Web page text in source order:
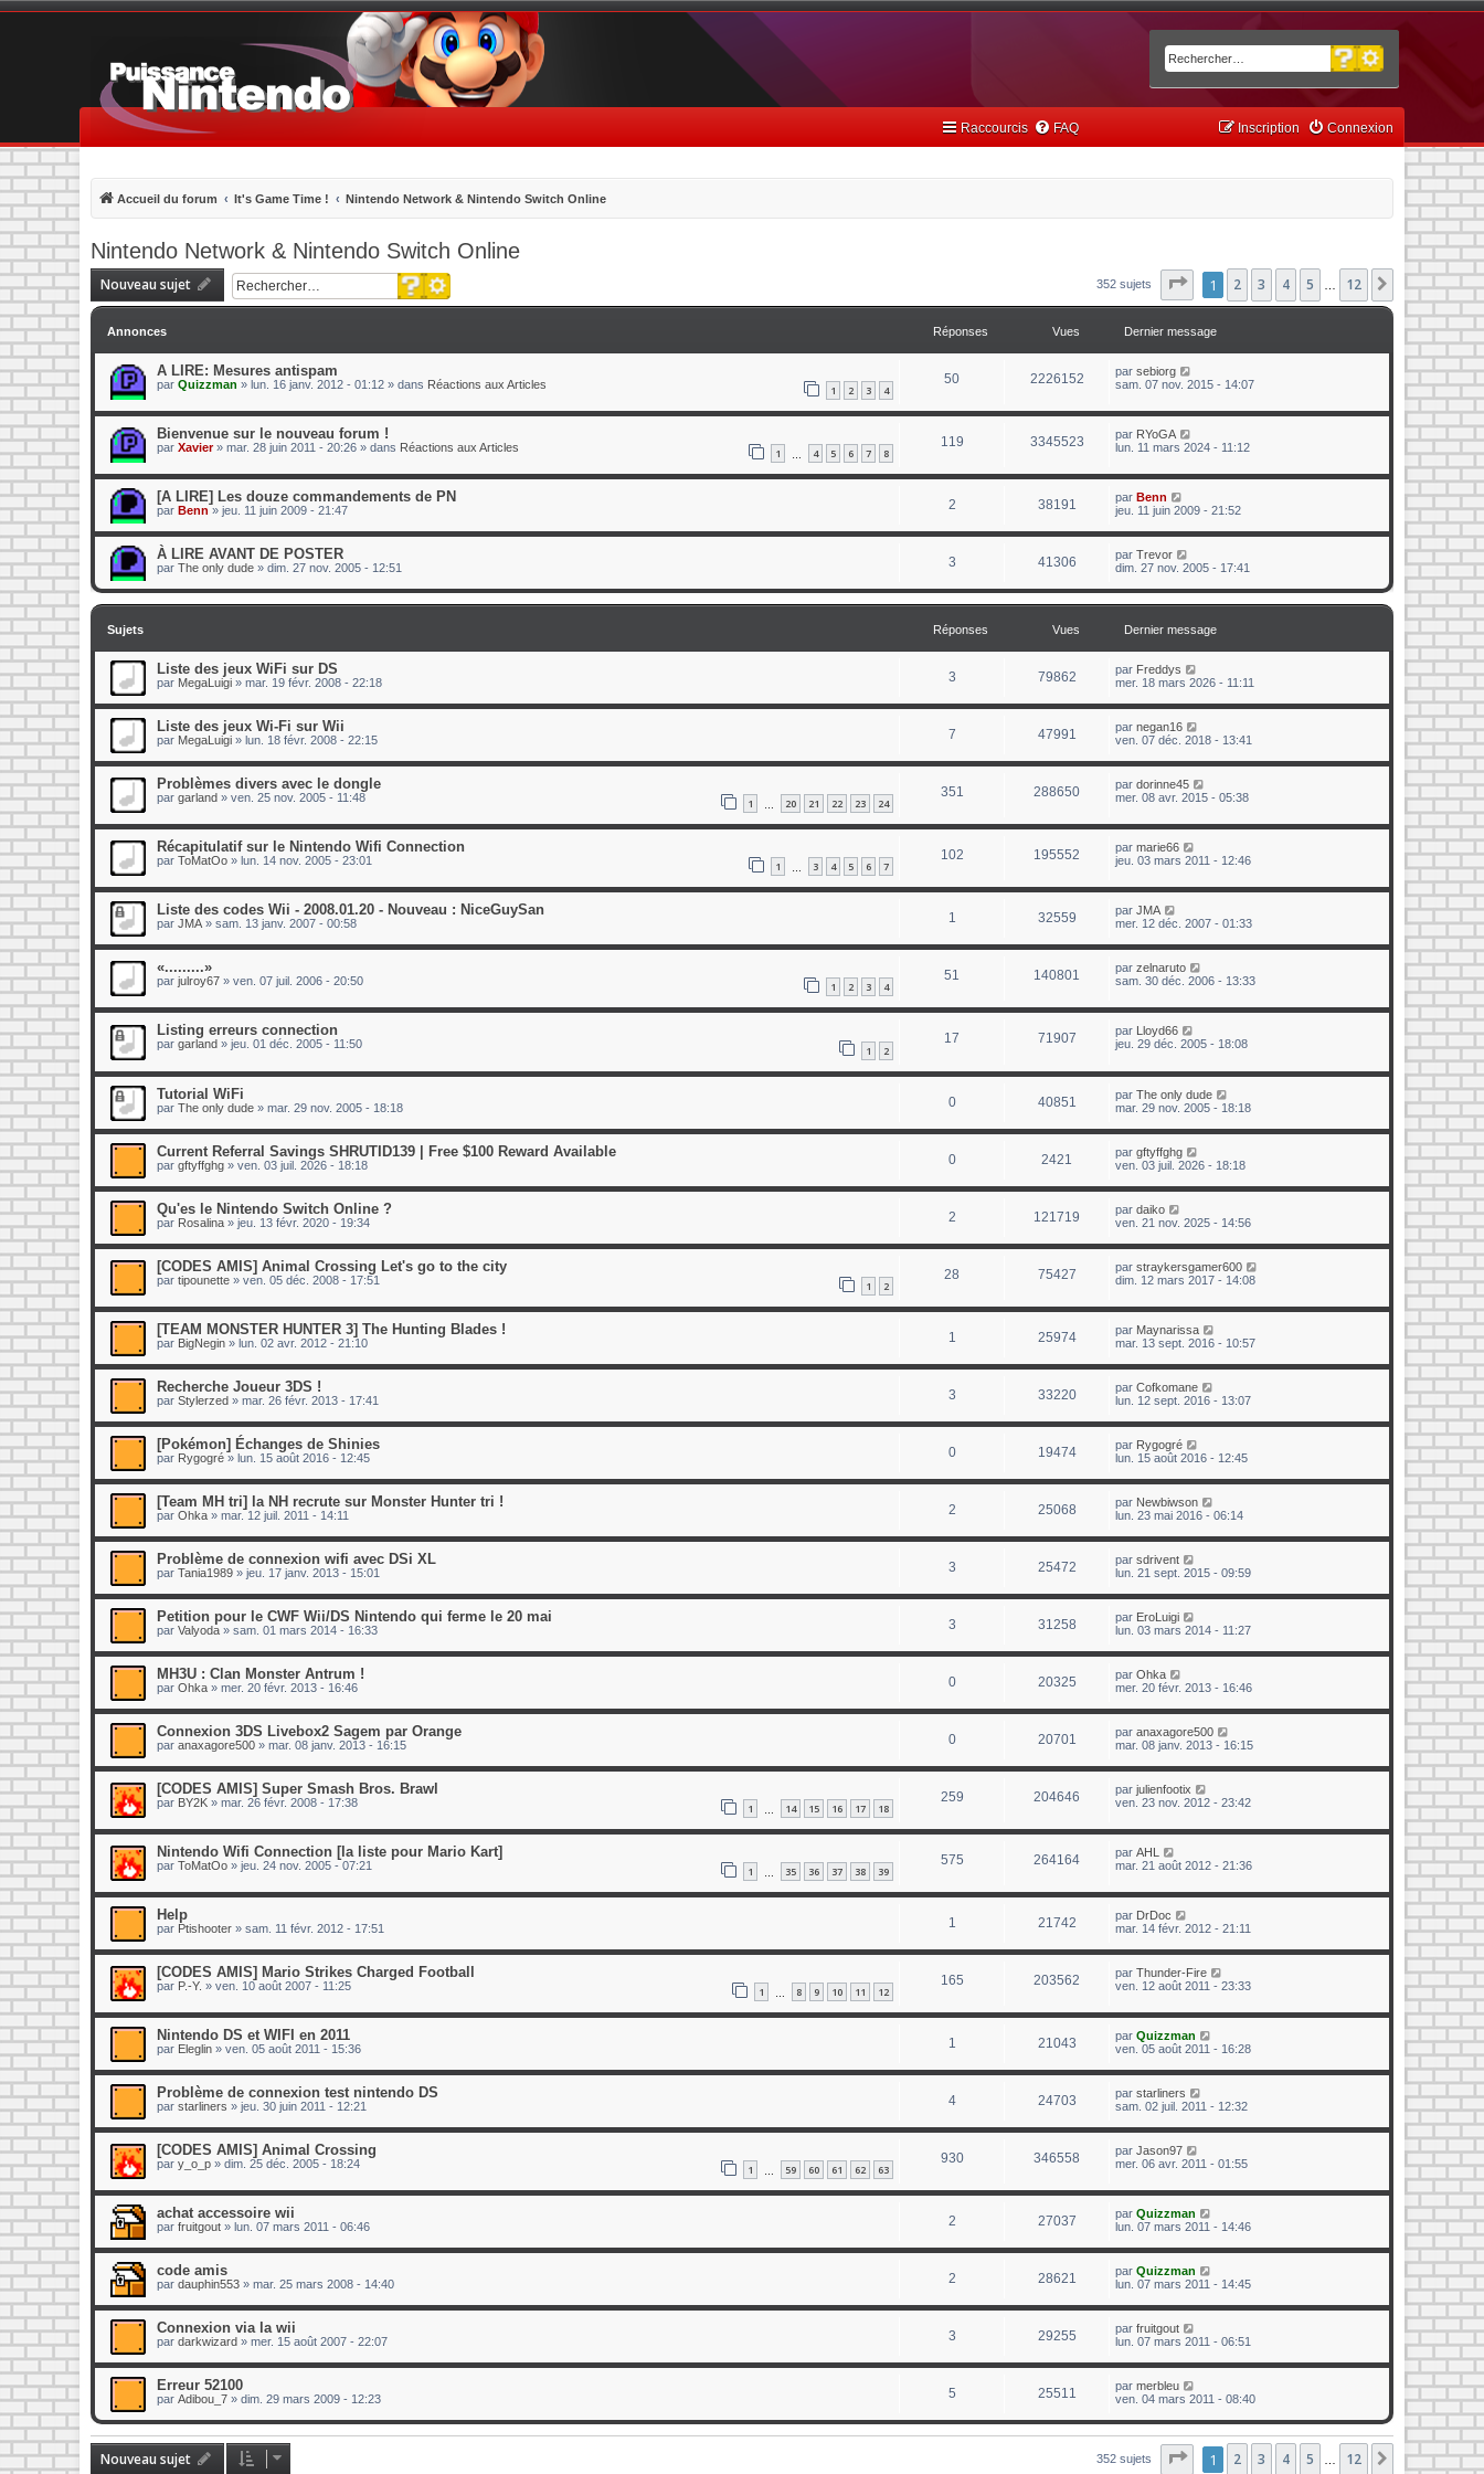
Rechercher
Recherche avancée
Raccourcis FAQ Connexion
Inscription
Accueil du forum It's Game Time ! Nintendo Network & Nintendo Switch Online
Nintendo Network & Nintendo Switch Online
Nouveau sujet
Rechercher
Recherche avancée 352 sujets Page sur 12
1 2 3 4 5 12 Suivant
Annonces Réponses Vues Dernier message
A LIRE: Mesures antispam
par Quizzman » lun. 16 janv. 2012 - 01:12 » dans Réactions aux Articles 1 2 3 4
50 2226152 par sebiorg
sam. 07 nov. 2015 - 14:07
Bienvenue sur le nouveau forum !
par Xavier» mar. 28 juin 2011 - 20:26 » dans Réactions aux Articles 1 … 4 5 6 7 8
119 3345523 par RYoGA
lun. 11 mars 2024 - 11:12
[A LIRE] Les douze commandements de PN
par Benn » jeu. 11 juin 2009 - 21:47 2 38191 par Benn
jeu. 11 juin 2009 - 21:52
À LIRE AVANT DE POSTER
par The only dude » dim. 27 nov. 2005 - 12:51 3 41306 par Trevor
dim. 27 nov. 2005 - 17:41
Sujets Réponses Vues Dernier message
Liste des jeux WiFi sur DS
par MegaLuigi » mar. 19 févr. 2008 - 22:18 3 79862 par Freddys
mer. 18 mars 2026 - 11:11
Liste des jeux Wi-Fi sur Wii
par MegaLuigi » lun. 18 févr. 2008 - 22:15 7 47991 par negan16
ven. 07 déc. 2018 - 13:41
Problèmes divers avec le dongle
par garland » ven. 25 nov. 2005 - 11:48 1 … 20 21 22 23 24
351 288650 par dorinne45
mer. 08 avr. 2015 - 05:38
Récapitulatif sur le Nintendo Wifi Connection
par ToMatOo » lun. 14 nov. 2005 - 23:01 1 … 3 4 5 6 7
102 195552 par marie66
jeu. 03 mars 2011 - 12:46
Liste des codes Wii - 2008.01.20 - Nouveau : NiceGuySan
par JMA » sam. 13 janv. 2007 - 00:58 1 32559 par JMA
mer. 12 déc. 2007 - 01:33
«.........»
par julroy67 » ven. 07 juil. 2006 - 20:50 1 2 3 4
51 140801 par zelnaruto
sam. 30 déc. 2006 - 13:33
Listing erreurs connection
par garland » jeu. 01 déc. 2005 - 11:50 1 2
17 71907 par Lloyd66
jeu. 29 déc. 2005 - 18:08
Tutorial WiFi
par The only dude » mar. 29 nov. 2005 - 18:18 0 40851 par The only dude
mar. 29 nov. 2005 - 18:18
Current Referral Savings SHRUTID139 | Free $100 Reward Available
par gftyffghg » ven. 03 juil. 2026 - 18:18 0 2421 par gftyffghg
ven. 03 juil. 2026 - 18:18
Qu'es le Nintendo Switch Online ?
par Rosalina » jeu. 13 févr. 2020 - 19:34 2 121719 par daiko
ven. 21 nov. 2025 - 14:56
[CODES AMIS] Animal Crossing Let's go to the city
par tipounette » ven. 05 déc. 2008 - 17:51 1 2
28 75427 par straykersgamer600
dim. 12 mars 2017 - 14:08
[TEAM MONSTER HUNTER 3] The Hunting Blades !
par BigNegin » lun. 02 avr. 2012 - 21:10 1 25974 par Maynarissa
mar. 13 sept. 2016 - 10:57
Recherche Joueur 3DS !
par Stylerzed » mar. 26 févr. 2013 - 17:41 3 33220 par Cofkomane
lun. 12 sept. 2016 - 13:07
[Pokémon] Échanges de Shinies
par Rygogré » lun. 15 août 2016 - 12:45 0 19474 par Rygogré
lun. 15 août 2016 - 12:45
[Team MH tri] la NH recrute sur Monster Hunter tri !
par Ohka » mar. 12 juil. 2011 - 14:11 2 25068 par Newbiwson
lun. 23 mai 2016 - 06:14
Problème de connexion wifi avec DSi XL
par Tania1989 » jeu. 17 janv. 2013 - 15:01 3 25472 par sdrivent
lun. 21 sept. 2015 - 09:59
Petition pour le CWF Wii/DS Nintendo qui ferme le 20 mai
par Valyoda » sam. 01 mars 2014 - 16:33 3 31258 par EroLuigi
lun. 03 mars 2014 - 11:27
MH3U : Clan Monster Antrum !
par Ohka » mer. 20 févr. 2013 - 16:46 0 20325 par Ohka
mer. 20 févr. 2013 - 16:46
Connexion 3DS Livebox2 Sagem par Orange
par anaxagore500 » mar. 08 janv. 2013 - 16:15 0 20701 par anaxagore500
mar. 08 janv. 2013 - 16:15
[CODES AMIS] Super Smash Bros. Brawl
par BY2K » mar. 26 févr. 2008 - 17:38 1 14 15 16 17 18
259 204646 par julienfootix
ven. 23 nov. 2012 - 23:42
Nintendo Wifi Connection [la liste pour Mario Kart]
par ToMatOo » jeu. 24 nov. 2005 - 07:21 1 35 36 37 38 39
575 264164 par AHL
mar. 21 août 2012 - 21:36
Help
par Ptishooter » sam. 11 févr. 2012 - 17:51 1 21742 par DrDoc
mar. 14 févr. 2012 - 21:11
[CODES AMIS] Mario Strikes Charged Football
par P.-Y. » ven. 10 août 2007 - 11:25 1 8 9 10 11 12
165 203562 par Thunder-Fire
ven. 12 août 2011 - 23:33
Nintendo DS et WIFI en 2011
par Eleglin » ven. 05 août 2011 - 15:36 1 21043 par Quizzman
ven. 05 août 2011 - 16:28
Problème de connexion test nintendo DS
par starliners » jeu. 30 juin 2011 - 12:21 4 24703 par starliners
sam. 02 juil. 2011 - 12:32
[CODES AMIS] Animal Crossing
par y_o_p » dim. 25 déc. 2005 - 18:24 1 … 59 60 61 62 63
930 346558 par Jason97
mer. 06 avr. 2011 - 01:55
achat accessoire wii
par fruitgout » lun. 07 mars 2011 - 06:46 2 27037 par Quizzman
lun. 07 mars 2011 - 14:46
code amis
par dauphin553 » mar. 25 mars 2008 - 14:40 2 28621 par Quizzman
lun. 07 mars 2011 - 14:45
Connexion via la wii
par darkwizard » mer. 15 août 2007 - 22:07 3 29255 par fruitgout
lun. 07 mars 2011 - 06:51
Erreur 52100
par Adibou_7 » dim. 29 mars 2009 - 12:23 5 25511 par merbleu
ven. 04 mars 2011 - 08:40
Nouveau sujet 352 sujets Page sur 12
1 2 3 4 5 12 Suivant